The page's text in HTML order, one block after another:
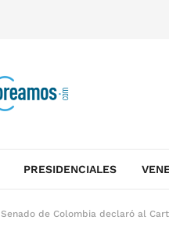
PRESIDENCIALES
Senado de Colombia declaró al